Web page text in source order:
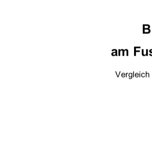
am
Vergleich